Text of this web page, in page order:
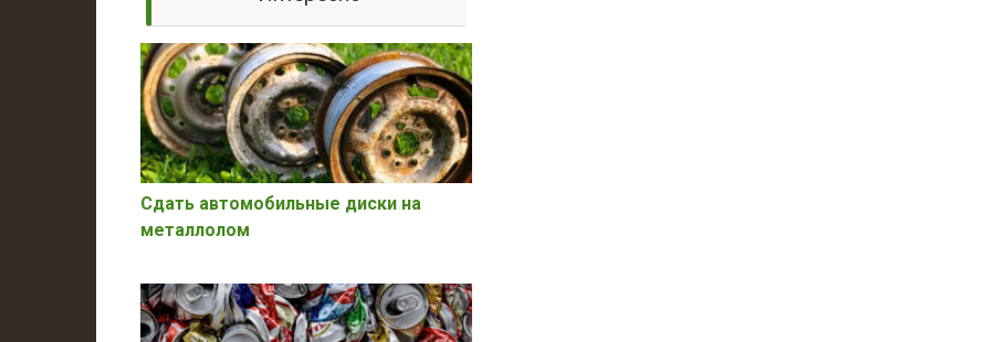
Сдать автомобильные диски на
металлолом